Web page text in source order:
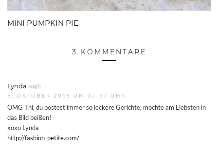
MINI PUMPKIN PIE
3 KOMMENTARE
Lynda sagt:
6. OKTOBER 2015 UM 07:57 UHR
OMG Thi, du postest immer so leckere Gerichte, möchte am Liebsten in
das Bild beißen!
xoxo Lynda
http://fashion-petite.com/